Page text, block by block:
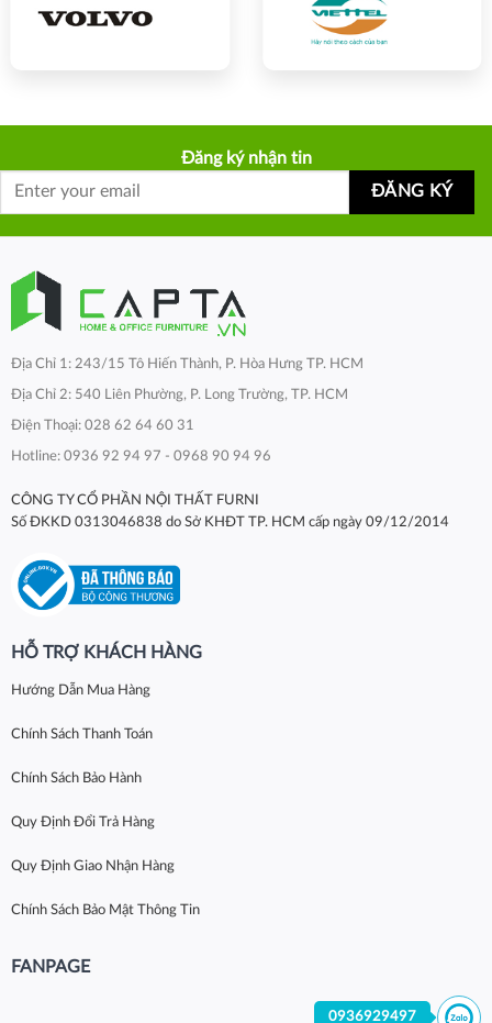
Đăng ký nhận tin
Địa Chỉ 1: 243/15 Tô Hiến Thành, P. Hòa Hưng TP. HCM
Địa Chỉ 2: 540 Liên Phường, P. Long Trường, TP. HCM
Điện Thoại: 028 62 64 60 31
Hotline: 0936 92 94 97 - 0968 90 94 96
CÔNG TY CỔ PHẦN NỘI THẤT FURNI
Số ĐKKD 0313046838 do Sở KHĐT TP. HCM cấp ngày 09/12/2014
HỖ TRỢ KHÁCH HÀNG
Hướng Dẫn Mua Hàng
Chính Sách Thanh Toán
Chính Sách Bảo Hành
Quy Định Đổi Trả Hàng
Quy Định Giao Nhận Hàng
Chính Sách Bảo Mật Thông Tin
FANPAGE
0936929497